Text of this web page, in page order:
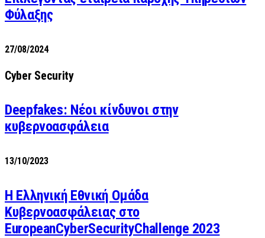
Φύλαξης
27/08/2024
Cyber Security
Deepfakes: Νέοι κίνδυνοι στην
κυβερνοασφάλεια
13/10/2023
Η Ελληνική Εθνική Ομάδα
Κυβερνοασφάλειας στο
EuropeanCyberSecurityChallenge 2023